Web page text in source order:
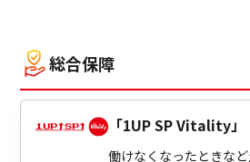
スミセイ法人クラブ
総合保障
「1UP SP Vitality」
働けなくなったときな